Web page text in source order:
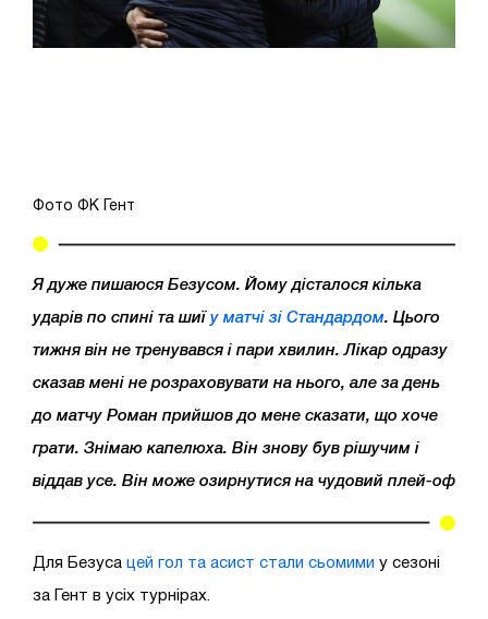
Фото ФК Гент
Я дуже пишаюся Безусом. Йому дісталося кілька
ударів по спині та шиї у матчі зі Стандардом. Цього
тижня він не тренувався і пари хвилин. Лікар одразу
сказав мені не розраховувати на нього, але за день
до матчу Роман прийшов до мене сказати, що хоче
грати. Знімаю капелюха. Він знову був рішучим і
віддав усе. Він може озирнутися на чудовий плей-оф
Для Безуса цей гол та асист стали сьомими у сезоні
за Гент в усіх турнірах.